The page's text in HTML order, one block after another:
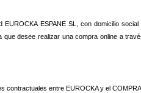
ESPANE SL, con domicilio
desee realizar una compra online a
contractuales entre EUROCKA y el